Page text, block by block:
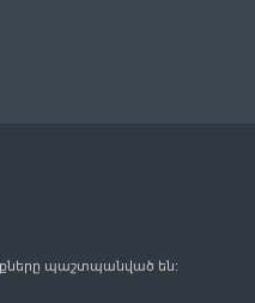
պաշտպանված են: